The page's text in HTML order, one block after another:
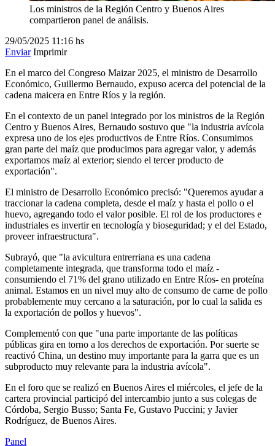
Los ministros de la Región Centro y Buenos Aires
compartieron panel de análisis.
29/05/2025 11:16 hs
Enviar Imprimir
En el marco del Congreso Maizar 2025, el ministro de Desarrollo
Económico, Guillermo Bernaudo, expuso acerca del potencial de la
cadena maicera en Entre Ríos y la región.
En el contexto de un panel integrado por los ministros de la Región
Centro y Buenos Aires, Bernaudo sostuvo que "la industria avícola
expresa uno de los ejes productivos de Entre Ríos. Consumimos
gran parte del maíz que producimos para agregar valor, y además
exportamos maíz al exterior; siendo el tercer producto de
exportación".
El ministro de Desarrollo Económico precisó: "Queremos ayudar a
traccionar la cadena completa, desde el maíz y hasta el pollo o el
huevo, agregando todo el valor posible. El rol de los productores e
industriales es invertir en tecnología y bioseguridad; y el del Estado,
proveer infraestructura".
Subrayó, que "la avicultura entrerriana es una cadena
completamente integrada, que transforma todo el maíz -
consumiendo el 71% del grano utilizado en Entre Ríos- en proteína
animal. Estamos en un nivel muy alto de consumo de carne de pollo
probablemente muy cercano a la saturación, por lo cual la salida es
la exportación de pollos y huevos".
Complementó con que "una parte importante de las políticas
públicas gira en torno a los derechos de exportación. Por suerte se
reactivó China, un destino muy importante para la garra que es un
subproducto muy relevante para la industria avícola".
En el foro que se realizó en Buenos Aires el miércoles, el jefe de la
cartera provincial participó del intercambio junto a sus colegas de
Córdoba, Sergio Busso; Santa Fe, Gustavo Puccini; y Javier
Rodríguez, de Buenos Aires.
Panel